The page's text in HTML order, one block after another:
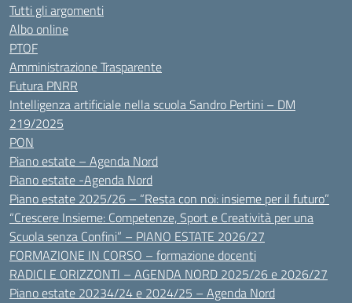
Tutti gli argomenti
Albo online
PTOF
Amministrazione Trasparente
Futura PNRR
Intelligenza artificiale nella scuola Sandro Pertini – DM
219/2025
PON
Piano estate – Agenda Nord
Piano estate -Agenda Nord
Piano estate 2025/26 – “Resta con noi: insieme per il futuro”
“Crescere Insieme: Competenze, Sport e Creatività per una
Scuola senza Confini” – PIANO ESTATE 2026/27
FORMAZIONE IN CORSO – formazione docenti
RADICI E ORIZZONTI – AGENDA NORD 2025/26 e 2026/27
Piano estate 20234/24 e 2024/25 – Agenda Nord